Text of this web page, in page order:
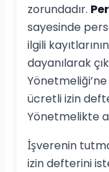
zorundadır.
sayesinde
ilgili
dayanılarak
ücretli izin
Yönetmelikte
İşverenin
izin defterini